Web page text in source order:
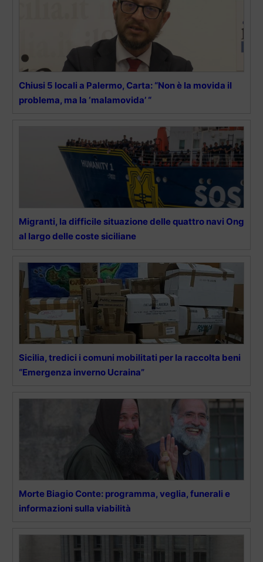
Chiusi 5 locali a Palermo, Carta: “Non è la movida il
problema, ma la ‘malamovida’ “
Migranti, la difficile situazione delle quattro navi Ong
al largo delle coste siciliane
Sicilia, tredici i comuni mobilitati per la raccolta beni
“Emergenza inverno Ucraina”
Morte Biagio Conte: programma, veglia, funerali e
informazioni sulla viabilità